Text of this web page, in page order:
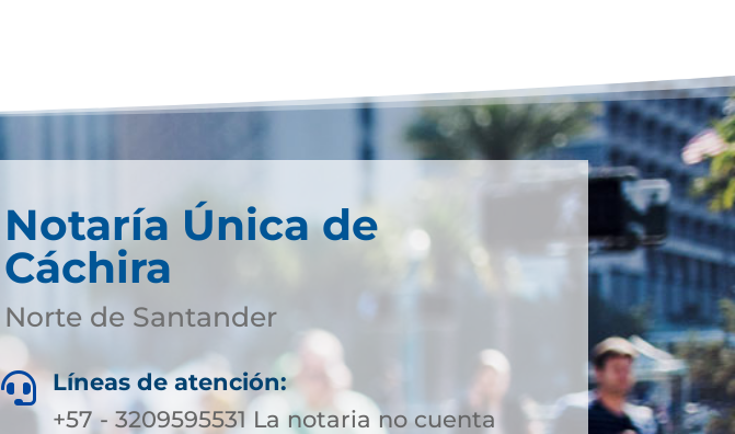
Notaría Única de
Cáchira
Norte de Santander
 Líneas de atención:
+57 - 3209595531 La notaria no cuenta